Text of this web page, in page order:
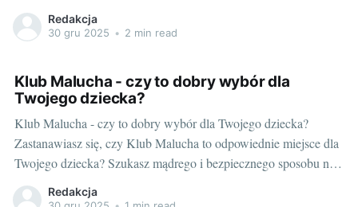
pociechy. Jego jakość bezpośrednio wpływa na rozwój naszych
maluchów. Dlaczego sen ma kluczowe znaczenie dla rozwoju
Redakcja
30 gru 2025 • 2 min read
Klub Malucha - czy to dobry wybór dla
Twojego dziecka?
Klub Malucha - czy to dobry wybór dla Twojego dziecka?
Zastanawiasz się, czy Klub Malucha to odpowiednie miejsce dla
Twojego dziecka? Szukasz mądrego i bezpiecznego sposobu na
rozwijanie jego zdolności i umiejętności? Szanujesz jego
indywidualność, ale chcesz jednocześnie nauczyć go
Redakcja